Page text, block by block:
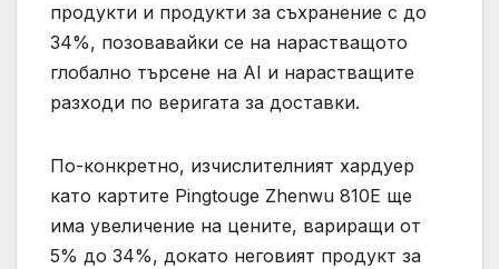
продукти и продукти за съхранение с до
34%, позовавайки се на нарастващото
глобално търсене на AI и нарастващите
разходи по веригата за доставки.
По-конкретно, изчислителният хардуер
като картите Pingtouge Zhenwu 810E ще
има увеличение на цените, вариращи от
5% до 34%, докато неговият продукт за